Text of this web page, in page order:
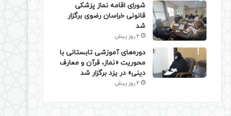
شورای اقامه نماز پزشکی
قانونی خراسان رضوی برگزار
شد
2 روز پیش
دوره‌های آموزشی تابستانی با
محوریت «نماز، قرآن و معارف
دینی» در یزد برگزار شد
2 روز پیش